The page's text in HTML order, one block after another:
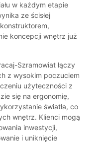
w każdym etapie
ze ścisłej
koncepcji wnętrz już
Szramowiat łączy
z wysokim poczuciem
użyteczności z
się na ergonomię,
światła, co
wnętrz. Klienci mogą
inwestycji,
i uniknięcie